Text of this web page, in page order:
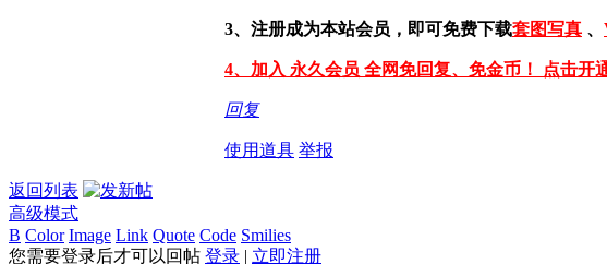
3、注册成为本站会员，即可免费下载套图写真 、
4、加入 永久会员 全网免回复、免金币！ 点击开
回复
使用道具 举报
返回列表
高级模式
B Color Image Link Quote Code Smilies
您需要登录后才可以回帖 登录 | 立即注册